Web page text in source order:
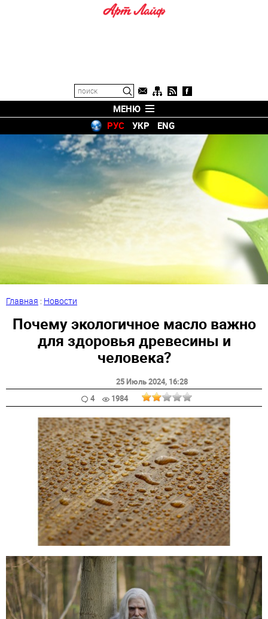
МЕНЮ
РУС
УКР ENG
Главная : Новости
Почему экологичное масло важно
для здоровья древесины и
человека?
25 Июль 2024, 16:28
4
1984